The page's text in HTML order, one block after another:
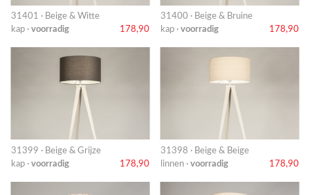
31401 · Beige & Witte
kap · voorradig 178,90
31400 · Beige & Bruine
kap · voorradig 178,90
31399 · Beige & Grijze
kap · voorradig 178,90
31398 · Beige & Beige
linnen · voorradig 178,90